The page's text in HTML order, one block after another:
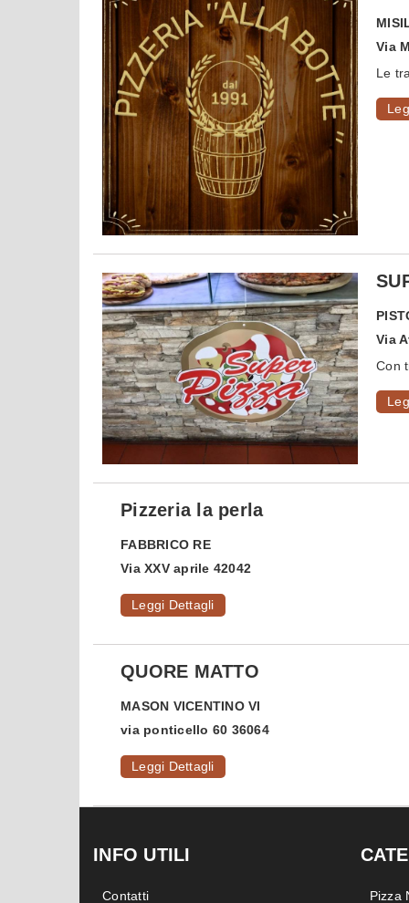
Via
Le
Via
Con
Pizzeria la perla
FABBRICO RE
Via XXV aprile 42042
Leggi Dettagli
QUORE MATTO
MASON VICENTINO VI
via ponticello 60 36064
Leggi Dettagli
INFO UTILI
Contatti Pizza